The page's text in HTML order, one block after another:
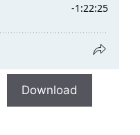
Download